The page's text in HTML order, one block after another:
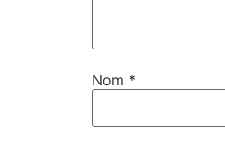
Nom *